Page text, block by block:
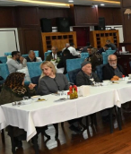
İLÇE
KÜLTÜR-
KSÜ
DÜNYA